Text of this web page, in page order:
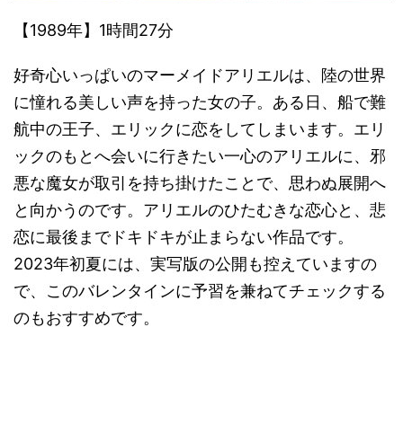
【1989年】1時間27分
好奇心いっぱいのマーメイドアリエルは、陸の世界
に憧れる美しい声を持った女の子。ある日、船で難
航中の王子、エリックに恋をしてしまいます。エリ
ックのもとへ会いに行きたい一心のアリエルに、邪
悪な魔女が取引を持ち掛けたことで、思わぬ展開へ
と向かうのです。アリエルのひたむきな恋心と、悲
恋に最後までドキドキが止まらない作品です。
2023年初夏には、実写版の公開も控えていますの
で、このバレンタインに予習を兼ねてチェックする
のもおすすめです。